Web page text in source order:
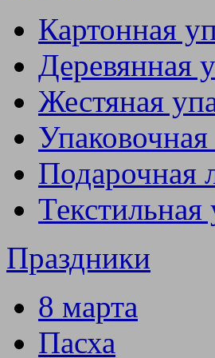
Картонная
Деревянная
Жестяная
Упаковочная
Подарочная
Текстильная
Праздники
8 марта
Пасха